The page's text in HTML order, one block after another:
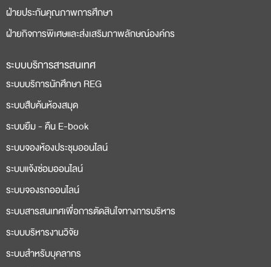
ฝ่ายประกันคุณภาพการศึกษา
ฝ่ายกิจการพิเศษและส่งเสริมภาพลักษณ์องค์กร
ระบบบริการสารสนเทศ
ระบบบริการนักศึกษา REG
ระบบสืบค้นห้องสมุด
ระบบยืม - คืน E-book
ระบบจองห้องประชุมออนไลน์
ระบบแจ้งซ่อมออนไลน์
ระบบจองรถออนไลน์
ระบบสารสนเทศเพื่อการตัดสินใจทางการบริหาร
ระบบบริหารงานวิจัย
ระบบสำหรับบุคลากร